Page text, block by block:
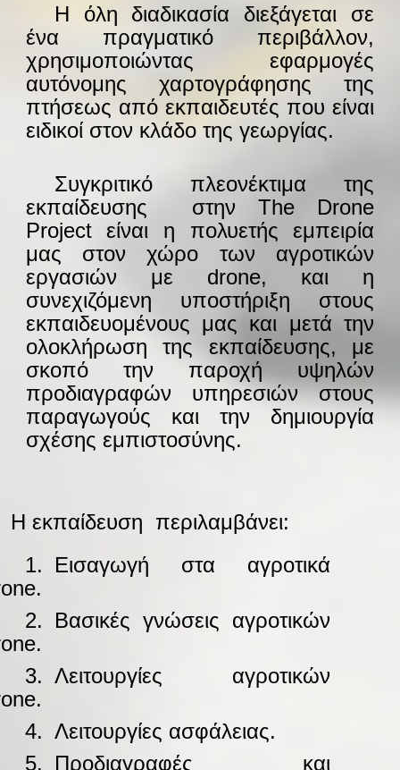
Η όλη διαδικασία διεξάγεται σε
ένα πραγματικό περιβάλλον,
χρησιμοποιώντας εφαρμογές
αυτόνομης χαρτογράφησης της
πτήσεως από εκπαιδευτές που είναι
ειδικοί στον κλάδο της γεωργίας.
Συγκριτικό πλεονέκτιμα της
εκπαίδευσης στην The Drone
Project είναι η πολυετής εμπειρία
μας στον χώρο των αγροτικών
εργασιών με drone, και η
συνεχιζόμενη υποστήριξη στους
εκπαιδευομένους μας και μετά την
ολοκλήρωση της εκπαίδευσης, με
σκοπό την παροχή υψηλών
προδιαγραφών υπηρεσιών στους
παραγωγούς και την δημιουργία
σχέσης εμπιστοσύνης.
Η εκπαίδευση περιλαμβάνει:
1.
Εισαγωγή στα αγροτικά
2.
Βασικές γνώσεις αγροτικών
3. Λειτουργίες αγροτικών
4. Λειτουργίες ασφάλειας.
5. Προδιαγραφές και